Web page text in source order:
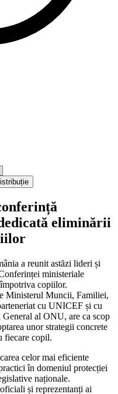
eliminării
a reunit astăzi lideri și
ministeriale
copiilor.
Ministerul Muncii, Familiei,
cu UNICEF și cu
al ONU, are ca scop
unor strategii concrete
fiecare copil.
celor mai eficiente
în domeniul protecției
naționale.
și reprezentanți ai